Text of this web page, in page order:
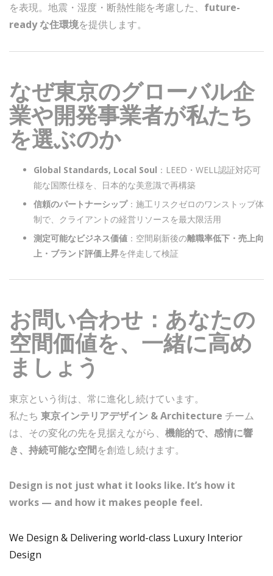
を表現。地震・湿度・断熱性能を考慮した、 future-
ready な住環境を提供します。
なぜ東京のグローバル企
業や開発事業者が私たち
を選ぶのか
Global Standards, Local Soul ：LEED・WELL認証対応可
能な国際仕様を、日本的な美意識で再構築
信頼のパートナーシップ：施工リスクゼロのワンストップ体
制で、クライアントの経営リソースを最大限活用
測定可能なビジネス価値 ：空間刷新後の離職率低下・売上向
上・ブランド評価上昇を伴走して検証
お問い合わせ：あなたの
空間価値を、一緒に高め
ましょう
東京という街は、常に進化し続けています。
私たち 東京インテリアデザイン & Architecture チーム
は、その変化の先を見据えながら、 機能的で、感情に響
き、持続可能な空間を創造し続けます。
Design is not just what it looks like. It’s how it
works — and how it makes people feel.
We Design & Delivering world-class Luxury Interior
Design